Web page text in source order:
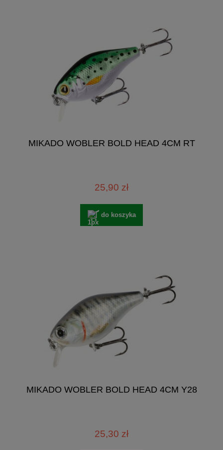
MIKADO WOBLER BOLD HEAD 4CM RT
25,90 zł
do koszyka
MIKADO WOBLER BOLD HEAD 4CM Y28
25,30 zł